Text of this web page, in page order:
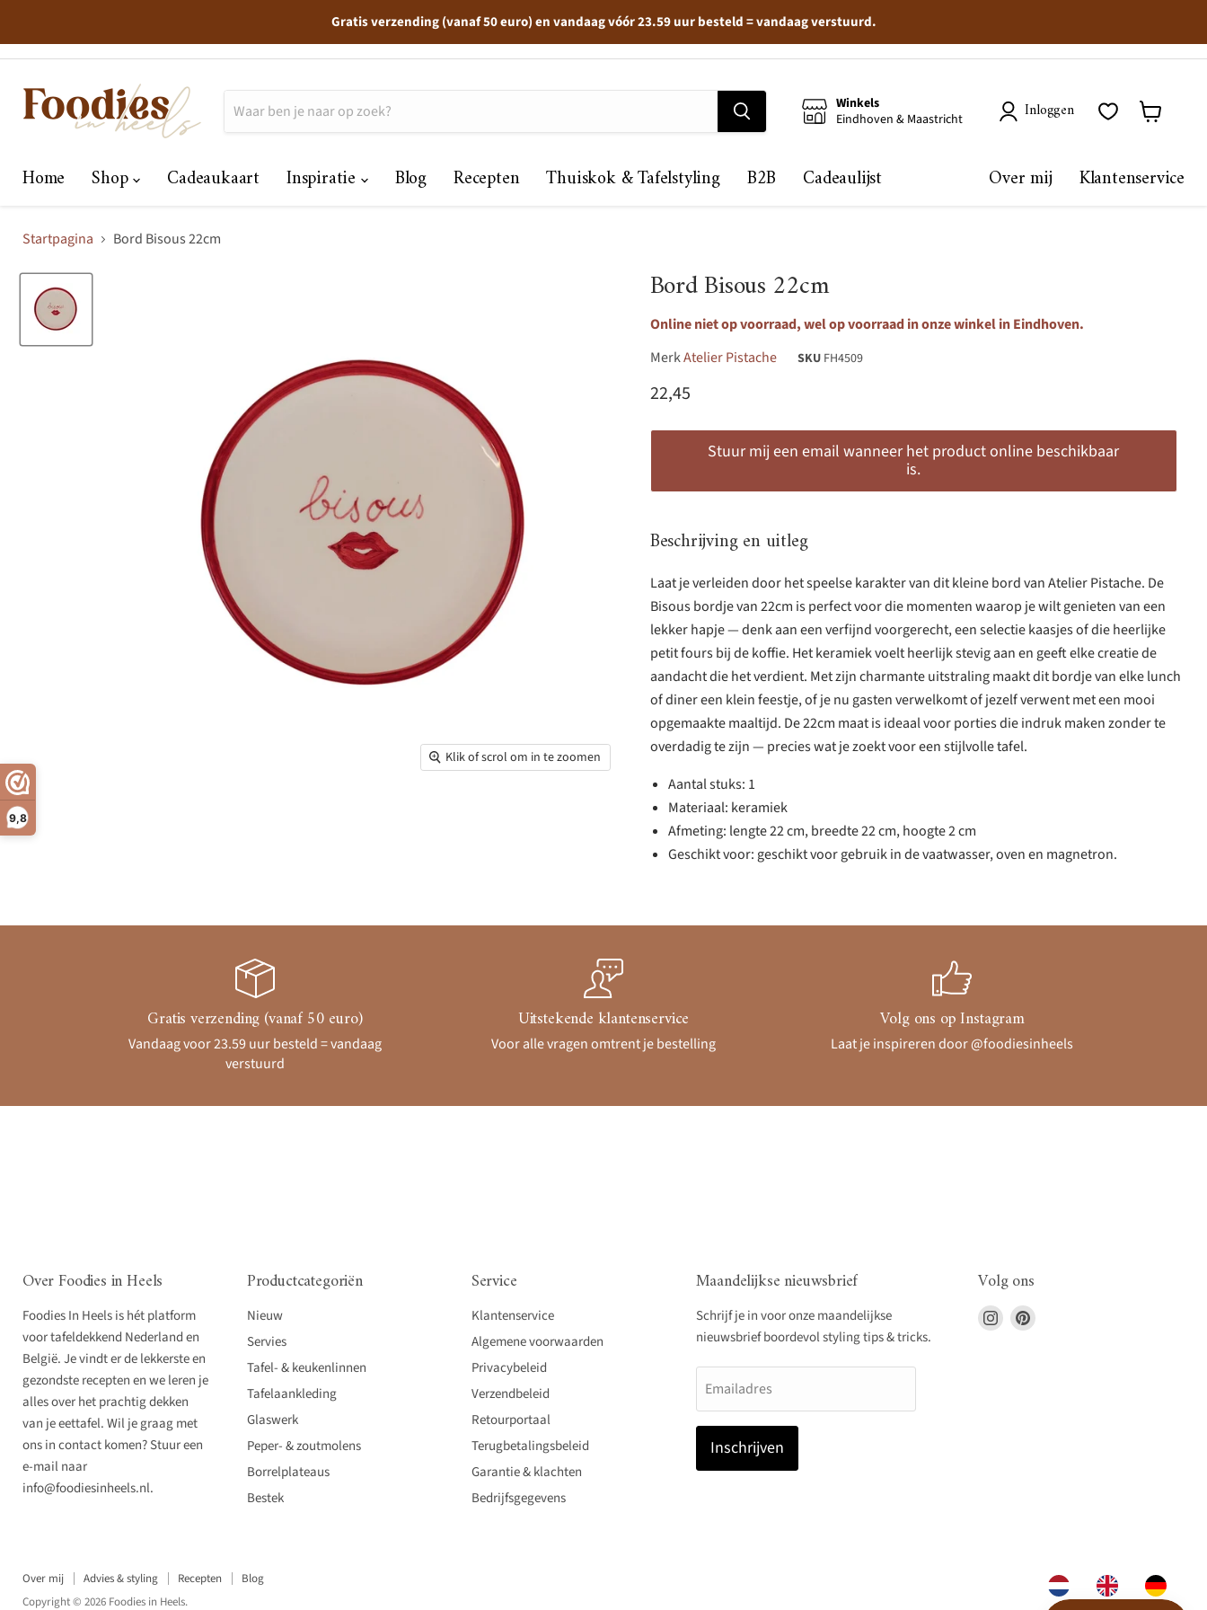
9,8
Gratis verzending (vanaf 50 euro) en vandaag vóór 23.59 uur besteld = vandaag verstuurd.
Winkels
Eindhoven & Maastricht
Inloggen
Home Shop Cadeaukaart Inspiratie Blog Recepten Thuiskok & Tafelstyling B2B Cadeaulijst Over mij Klantenservice
Startpagina Bord Bisous 22cm
Klik of scrol om in te zoomen
Bord Bisous 22cm
Online niet op voorraad, wel op voorraad in onze winkel in Eindhoven.
MerkAtelier Pistache SKU FH4509
Huidige prijs
22,45
Stuur mij een email wanneer het product online beschikbaar
is.
Beschrijving en uitleg
Laat je verleiden door het speelse karakter van dit kleine bord van Atelier Pistache. De
Bisous bordje van 22cm is perfect voor die momenten waarop je wilt genieten van een
lekker hapje — denk aan een verfijnd voorgerecht, een selectie kaasjes of die heerlijke
petit fours bij de koffie. Het keramiek voelt heerlijk stevig aan en geeft elke creatie de
aandacht die het verdient. Met zijn charmante uitstraling maakt dit bordje van elke lunch
of diner een klein feestje, of je nu gasten verwelkomt of jezelf verwent met een mooi
opgemaakte maaltijd. De 22cm maat is ideaal voor porties die indruk maken zonder te
overdadig te zijn — precies wat je zoekt voor een stijlvolle tafel.
Aantal stuks: 1
Materiaal: keramiek
Afmeting: lengte 22 cm, breedte 22 cm, hoogte 2 cm
Geschikt voor: geschikt voor gebruik in de vaatwasser, oven en magnetron.
Gratis verzending (vanaf 50 euro)
Vandaag voor 23.59 uur besteld = vandaag
verstuurd
Uitstekende klantenservice
Voor alle vragen omtrent je bestelling
Volg ons op Instagram
Laat je inspireren door @foodiesinheels
Over Foodies in Heels
Foodies In Heels is hét platform
voor tafeldekkend Nederland en
België. Je vindt er de lekkerste en
gezondste recepten en we leren je
alles over het prachtig dekken
van je eettafel. Wil je graag met
ons in contact komen? Stuur een
e-mail naar
info@foodiesinheels.nl.
Productcategoriën
Nieuw
Servies
Tafel- & keukenlinnen
Tafelaankleding
Glaswerk
Peper- & zoutmolens
Borrelplateaus
Bestek
Service
Klantenservice
Algemene voorwaarden
Privacybeleid
Verzendbeleid
Retourportaal
Terugbetalingsbeleid
Garantie & klachten
Bedrijfsgegevens
Maandelijkse nieuwsbrief
Schrijf je in voor onze maandelijkse
nieuwsbrief boordevol styling tips & tricks.
Emailadres
Inschrijven
Volg ons
Vind
ons
Vind
Over mij Advies & styling Recepten
Blog
Copyright © 2026 Foodies in Heels.